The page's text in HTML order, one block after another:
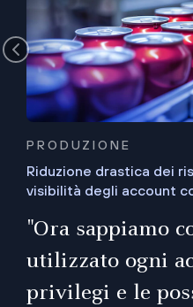
PRODUZIONE
Riduzione drastica dei
visibilità degli account
"Ora sappiamo
utilizzato ogni
privilegi e le